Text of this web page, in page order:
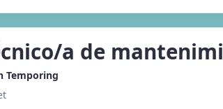
a de
Temporing